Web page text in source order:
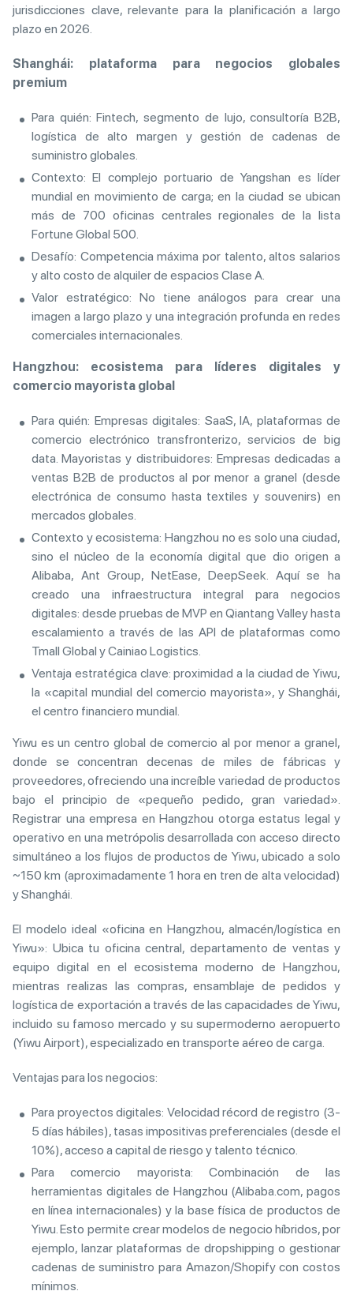
jurisdicciones clave, relevante para la planificación a largo
plazo en 2026.
Shanghái: plataforma para negocios globales
premium
Para quién: Fintech, segmento de lujo, consultoría B2B,
logística de alto margen y gestión de cadenas de
suministro globales.
Contexto: El complejo portuario de Yangshan es líder
mundial en movimiento de carga; en la ciudad se ubican
más de 700 oficinas centrales regionales de la lista
Fortune Global 500.
Desafío: Competencia máxima por talento, altos salarios
y alto costo de alquiler de espacios Clase A.
Valor estratégico: No tiene análogos para crear una
imagen a largo plazo y una integración profunda en redes
comerciales internacionales.
Hangzhou: ecosistema para líderes digitales y
comercio mayorista global
Para quién: Empresas digitales: SaaS, IA, plataformas de
comercio electrónico transfronterizo, servicios de big
data. Mayoristas y distribuidores: Empresas dedicadas a
ventas B2B de productos al por menor a granel (desde
electrónica de consumo hasta textiles y souvenirs) en
mercados globales.
Contexto y ecosistema: Hangzhou no es solo una ciudad,
sino el núcleo de la economía digital que dio origen a
Alibaba, Ant Group, NetEase, DeepSeek. Aquí se ha
creado una infraestructura integral para negocios
digitales: desde pruebas de MVP en Qiantang Valley hasta
escalamiento a través de las API de plataformas como
Tmall Global y Cainiao Logistics.
Ventaja estratégica clave: proximidad a la ciudad de Yiwu,
la «capital mundial del comercio mayorista», y Shanghái,
el centro financiero mundial.
Yiwu es un centro global de comercio al por menor a granel,
donde se concentran decenas de miles de fábricas y
proveedores, ofreciendo una increíble variedad de productos
bajo el principio de «pequeño pedido, gran variedad».
Registrar una empresa en Hangzhou otorga estatus legal y
operativo en una metrópolis desarrollada con acceso directo
simultáneo a los flujos de productos de Yiwu, ubicado a solo
~150 km (aproximadamente 1 hora en tren de alta velocidad)
y Shanghái.
El modelo ideal «oficina en Hangzhou, almacén/logística en
Yiwu»: Ubica tu oficina central, departamento de ventas y
equipo digital en el ecosistema moderno de Hangzhou,
mientras realizas las compras, ensamblaje de pedidos y
logística de exportación a través de las capacidades de Yiwu,
incluido su famoso mercado y su supermoderno aeropuerto
(Yiwu Airport), especializado en transporte aéreo de carga.
Ventajas para los negocios:
Para proyectos digitales: Velocidad récord de registro (3-
5 días hábiles), tasas impositivas preferenciales (desde el
10%), acceso a capital de riesgo y talento técnico.
Para comercio mayorista: Combinación de las
herramientas digitales de Hangzhou (Alibaba.com, pagos
en línea internacionales) y la base física de productos de
Yiwu. Esto permite crear modelos de negocio híbridos, por
ejemplo, lanzar plataformas de dropshipping o gestionar
cadenas de suministro para Amazon/Shopify con costos
mínimos.